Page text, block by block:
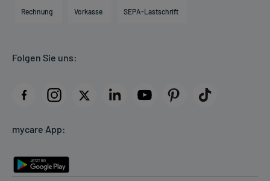
Direktabrechnung PKV
AGB
Datenschutz
Rückgabe/Widerruf
Rechnung Vorkasse SEPA-Lastschrift
Folgen Sie uns:
mycare App: